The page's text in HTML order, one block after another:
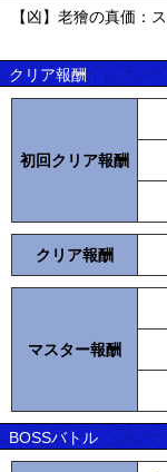
【凶】老獪の真価：
クリア報酬
初回クリア報酬
クリア報酬
マスター報酬
BOSSバトル